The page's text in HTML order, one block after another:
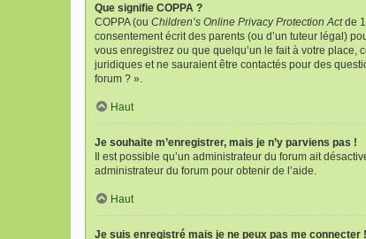
Que signifie COPPA ?
COPPA (ou Children’s Online Privacy Protection Actde
consentement écrit des parents (ou d’un tuteur légal)
vous enregistrez ou que quelqu’un le fait à votre
juridiques et ne sauraient être contactés pour des
forum ? ».
Haut
Je souhaite m’enregistrer, mais je n’y parviens pas !
Il est possible qu’un administrateur du forum ait
administrateur du forum pour obtenir de l’aide.
Haut
Je suis enregistré mais je ne peux pas me connecter !